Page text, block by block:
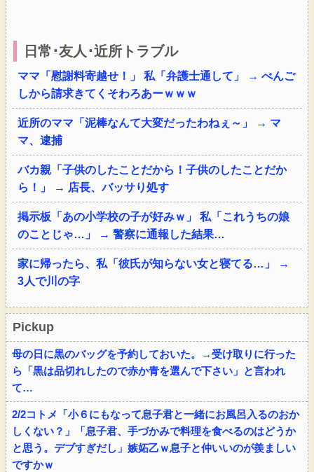
日常･友人･近所トラブル
ママ「慰謝料寄越せ！」 私「弁護士通して」 → べんご
しから請求きてくそわろあーｗｗｗ
近所のママ「泥棒なんて大変だったわねぇ～」 → マ
マ、逮捕
バカ親「子供のしたことだから！子供のしたことだか
ら！」 → 店長、バッサり処す
掲示板「あの小学校の子が好みｗ」 私「これうちの娘
のことじゃ…」 → 警察に通報した結果…
家に帰ったら、私「彼氏が知らない女と寝てる…」 →
3人で川の字
Pickup
母の日に黒のバッグを予約しておいた。→受け取りに行った
ら「黒は品切れしたので赤か青を選んで下さい」と言われ
て…
2/2コトメ「小６にもなって息子君と一緒にお風呂入るのおか
しくない？」「息子君、手づかみで料理を食べるのはどうか
と思う。デブすぎだし」嫉妬乙ｗ息子と仲いいのが羨ましい
ですかｗ